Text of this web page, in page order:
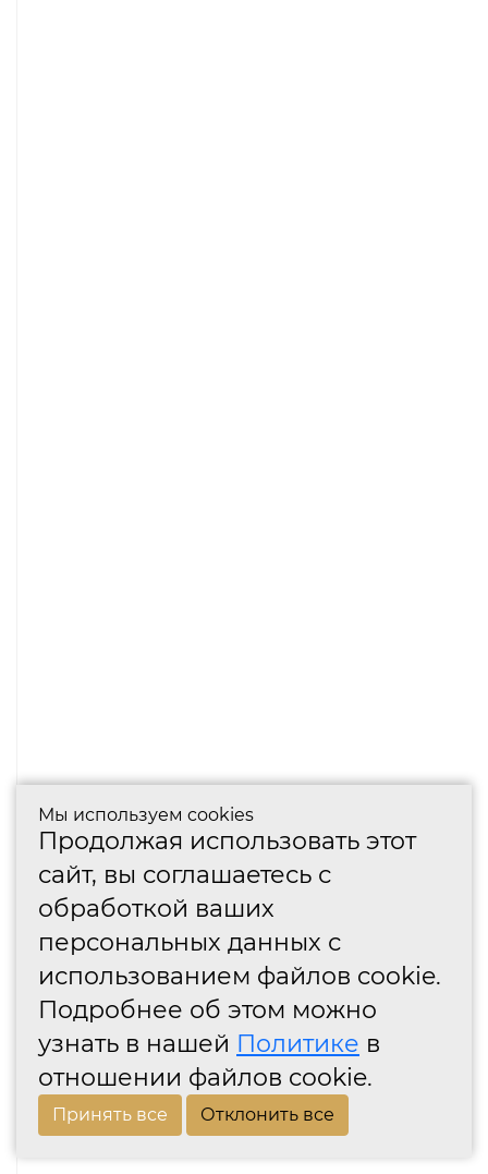
Мы используем cookies
Продолжая использовать этот
сайт, вы соглашаетесь с
обработкой ваших
персональных данных с
использованием файлов cookie.
Подробнее об этом можно
узнать в нашей Политике в
отношении файлов cookie.
Принять все Отклонить все